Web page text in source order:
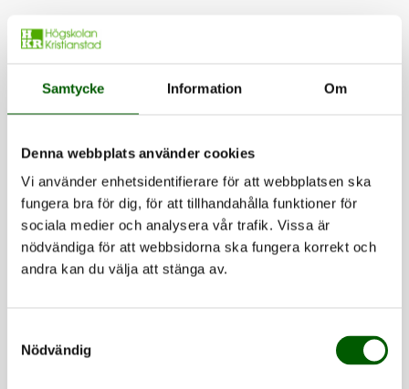
Samtycke Information Om
Denna webbplats använder cookies
Vi använder enhetsidentifierare för att webbplatsen ska
fungera bra för dig, för att tillhandahålla funktioner för
sociala medier och analysera vår trafik. Vissa är
nödvändiga för att webbsidorna ska fungera korrekt och
andra kan du välja att stänga av.
Nödvändig
Extramaterial: Briljant filmatiserad med Kathy Bates i
rollen som Annie.
José Saramago: Blindheten
Saramago fick Nobelpriset i litteratur 1998 och i mitt
tyckte är Blindheten hans bästa bok. Den handlar om
ett samhälle där plötslig blindhet drabbar
befolkningen och de som blivit blinda spärras in
under hemska förhållanden och kamp om mat. Ingen
tar hand om de blinda, utan skräcken att bli smittad är
med detta blir tillvaron för de inspärrade blinda allt